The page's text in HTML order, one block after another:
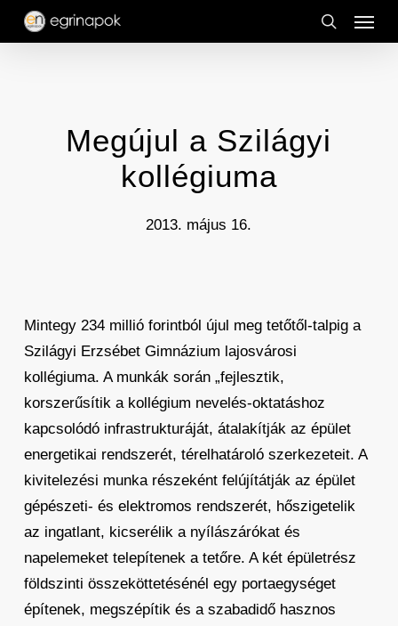
Skip
search
Menu
Megújul a Szilágyi
kollégiuma
2013. május 16.
Mintegy 234 millió forintból újul meg tetőtől-talpig a
Szilágyi Erzsébet Gimnázium lajosvárosi
kollégiuma. A munkák során „fejlesztik,
korszerűsítik a kollégium nevelés-oktatáshoz
kapcsolódó infrastrukturáját, átalakítják az épület
energetikai rendszerét, térelhatároló szerkezeteit. A
kivitelezési munka részeként felújítátják az épület
gépészeti- és elektromos rendszerét, hőszigetelik
az ingatlant, kicserélik a nyílászárókat és
napelemeket telepítenek a tetőre. A két épületrész
földszinti összeköttetésénél egy portaegységet
építenek, megszépítik és a szabadidő hasznos